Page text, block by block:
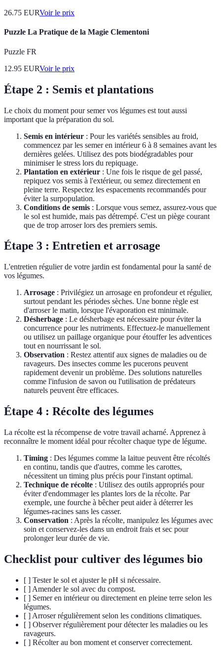
26.75 EURVoir le prix
Puzzle La Pratique de la Magie Clementoni
Puzzle FR
12.95 EURVoir le prix
Étape 2 : Semis et plantations
Le choix du moment pour semer vos légumes est tout aussi
important que la préparation du sol.
Semis en intérieur : Pour les variétés sensibles au froid,
commencez par les semer en intérieur 6 à 8 semaines avant les
dernières gelées. Utilisez des pots biodégradables pour
minimiser le stress lors du repiquage.
Plantation en extérieur : Une fois le risque de gel passé,
repiquez vos semis à l'extérieur, ou semez directement en
pleine terre. Respectez les espacements recommandés pour
éviter la surpopulation.
Conditions de semis : Lorsque vous semez, assurez-vous que
le sol est humide, mais pas détrempé. C'est un piège courant
que de trop arroser lors des premiers semis.
Étape 3 : Entretien et arrosage
L'entretien régulier de votre jardin est fondamental pour la santé de
vos légumes.
Arrosage : Privilégiez un arrosage en profondeur et régulier,
surtout pendant les périodes sèches. Une bonne règle est
d'arroser le matin, lorsque l'évaporation est minimale.
Désherbage : Le désherbage est nécessaire pour éviter la
concurrence pour les nutriments. Effectuez-le manuellement
ou utilisez un paillage organique pour étouffer les adventices
tout en nourrissant le sol.
Observation : Restez attentif aux signes de maladies ou de
ravageurs. Des insectes comme les pucerons peuvent
rapidement devenir un problème. Des solutions naturelles
comme l'infusion de savon ou l'utilisation de prédateurs
naturels peuvent être efficaces.
Étape 4 : Récolte des légumes
La récolte est la récompense de votre travail acharné. Apprenez à
reconnaître le moment idéal pour récolter chaque type de légume.
Timing : Des légumes comme la laitue peuvent être récoltés
en continu, tandis que d'autres, comme les carottes,
nécessitent un timing plus précis pour l'instant optimal.
Technique de récolte : Utilisez des outils appropriés pour
éviter d'endommager les plantes lors de la récolte. Par
exemple, une fourche à bêcher peut aider à déterrer les
légumes-racines sans les casser.
Conservation : Après la récolte, manipulez les légumes avec
soin et conservez-les dans un endroit frais et sec pour
prolonger leur durée de vie.
Checklist pour cultiver des légumes bio
[ ] Tester le sol et ajuster le pH si nécessaire.
[ ] Amender le sol avec du compost.
[ ] Semer en intérieur ou directement en pleine terre selon les
légumes.
[ ] Arroser régulièrement selon les conditions climatiques.
[ ] Observer régulièrement pour détecter les maladies ou les
ravageurs.
[ ] Récolter au bon moment et conserver correctement.